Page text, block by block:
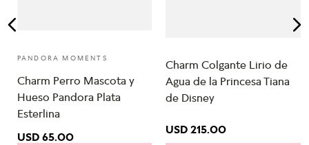
PANDORA MOMENTS
Charm Perro Mascota y
Hueso Pandora Plata
Esterlina
USD 65.00
Charm Colgante Lirio de
Agua de la Princesa Tiana
de Disney
USD 215.00